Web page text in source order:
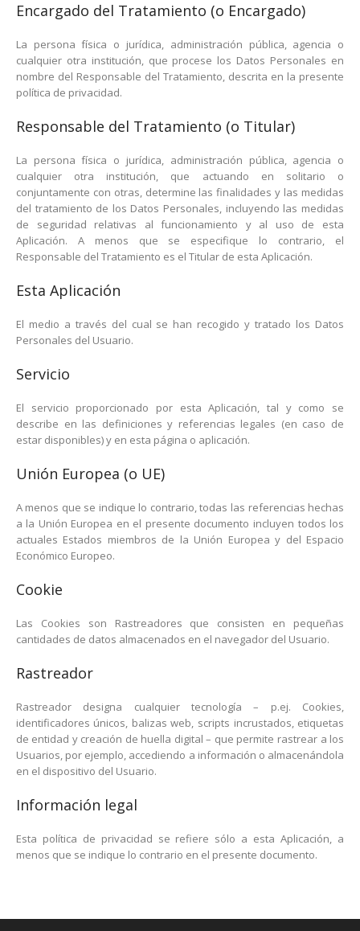
Encargado del Tratamiento (o Encargado)
La persona física o jurídica, administración pública, agencia o
cualquier otra institución, que procese los Datos Personales en
nombre del Responsable del Tratamiento, descrita en la presente
política de privacidad.
Responsable del Tratamiento (o Titular)
La persona física o jurídica, administración pública, agencia o
cualquier otra institución, que actuando en solitario o
conjuntamente con otras, determine las finalidades y las medidas
del tratamiento de los Datos Personales, incluyendo las medidas
de seguridad relativas al funcionamiento y al uso de esta
Aplicación. A menos que se especifique lo contrario, el
Responsable del Tratamiento es el Titular de esta Aplicación.
Esta Aplicación
El medio a través del cual se han recogido y tratado los Datos
Personales del Usuario.
Servicio
El servicio proporcionado por esta Aplicación, tal y como se
describe en las definiciones y referencias legales (en caso de
estar disponibles) y en esta página o aplicación.
Unión Europea (o UE)
A menos que se indique lo contrario, todas las referencias hechas
a la Unión Europea en el presente documento incluyen todos los
actuales Estados miembros de la Unión Europea y del Espacio
Económico Europeo.
Cookie
Las Cookies son Rastreadores que consisten en pequeñas
cantidades de datos almacenados en el navegador del Usuario.
Rastreador
Rastreador designa cualquier tecnología – p.ej. Cookies,
identificadores únicos, balizas web, scripts incrustados, etiquetas
de entidad y creación de huella digital – que permite rastrear a los
Usuarios, por ejemplo, accediendo a información o almacenándola
en el dispositivo del Usuario.
Información legal
Esta política de privacidad se refiere sólo a esta Aplicación, a
menos que se indique lo contrario en el presente documento.